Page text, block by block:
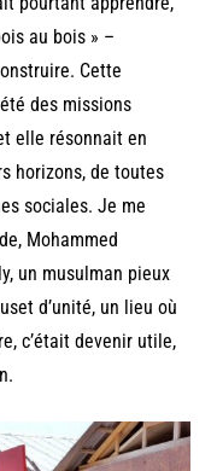
au bois » –
Cette
des missions
elle résonnait en
horizons, de toutes
sociales. Je me
Mohammed
un musulman pieux
d’unité, un lieu où
c’était devenir utile,